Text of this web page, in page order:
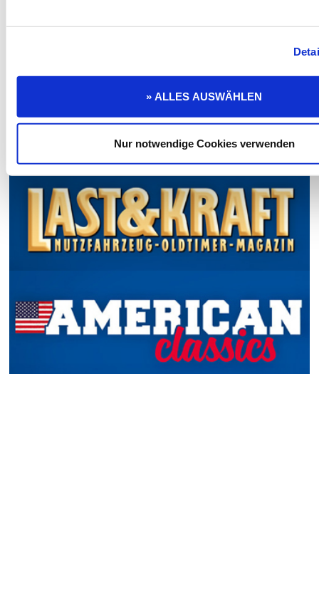
» ALLES AUSWÄHLEN
Nur notwendige Cookies verwenden